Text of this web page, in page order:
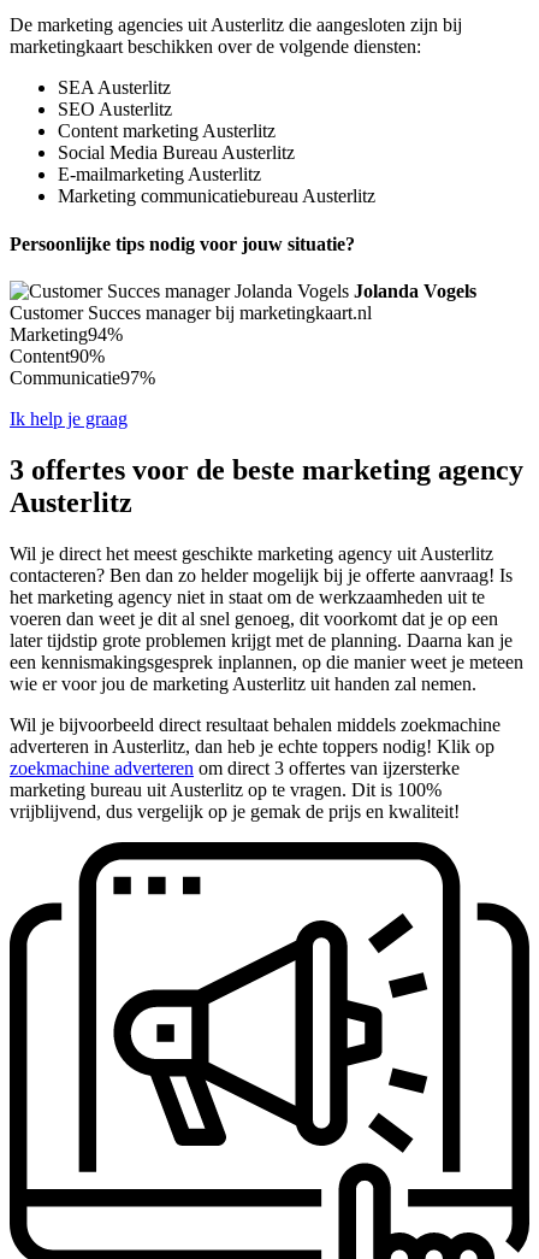
De marketing agencies uit Austerlitz die aangesloten zijn bij
marketingkaart beschikken over de volgende diensten:
SEA Austerlitz
SEO Austerlitz
Content marketing Austerlitz
Social Media Bureau Austerlitz
E-mailmarketing Austerlitz
Marketing communicatiebureau Austerlitz
Persoonlijke tips nodig voor jouw situatie?
Jolanda Vogels
Customer Succes manager bij marketingkaart.nl
Marketing94%
Content90%
Communicatie97%
Ik help je graag
3 offertes voor de beste marketing agency
Austerlitz
Wil je direct het meest geschikte marketing agency uit Austerlitz
contacteren? Ben dan zo helder mogelijk bij je offerte aanvraag! Is
het marketing agency niet in staat om de werkzaamheden uit te
voeren dan weet je dit al snel genoeg, dit voorkomt dat je op een
later tijdstip grote problemen krijgt met de planning. Daarna kan je
een kennismakingsgesprek inplannen, op die manier weet je meteen
wie er voor jou de marketing Austerlitz uit handen zal nemen.
Wil je bijvoorbeeld direct resultaat behalen middels zoekmachine
adverteren in Austerlitz, dan heb je echte toppers nodig! Klik op
zoekmachine adverteren om direct 3 offertes van ijzersterke
marketing bureau uit Austerlitz op te vragen. Dit is 100%
vrijblijvend, dus vergelijk op je gemak de prijs en kwaliteit!